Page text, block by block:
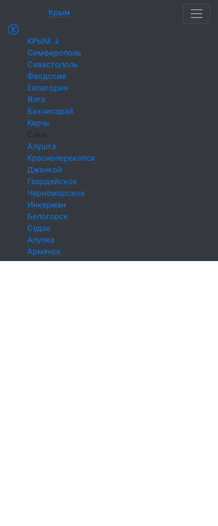
Крым
Ⓧ
КРЫМ ↓
Симферополь
Севастополь
Феодосия
Евпатория
Ялта
Бахчисарай
Керчь
Саки
Алушта
Красноперекопск
Джанкой
Гвардейское
Черноморское
Инкерман
Белогорск
Судак
Алупка
Армянск